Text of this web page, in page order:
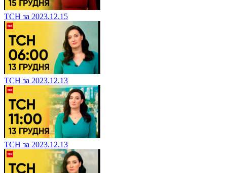
ТСН за 2023.12.15
ТСН за 2023.12.13
ТСН за 2023.12.13